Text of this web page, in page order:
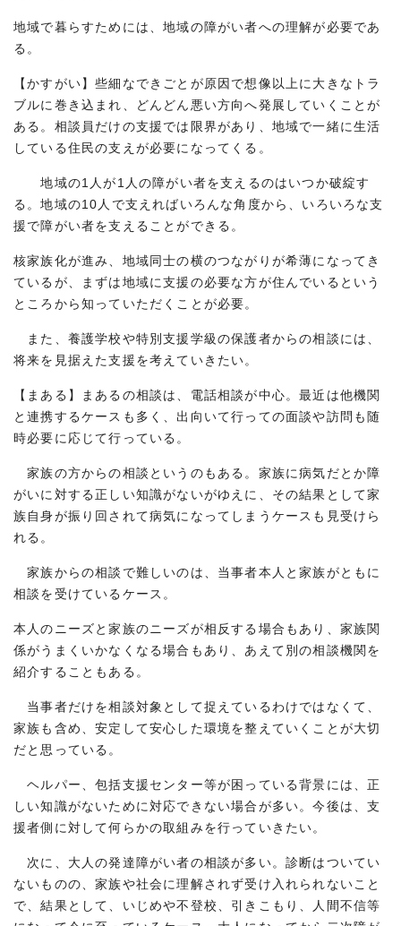
地域で暮らすためには、地域の障がい者への理解が必要であ
る。
【かすがい】些細なできごとが原因で想像以上に大きなトラ
ブルに巻き込まれ、どんどん悪い方向へ発展していくことが
ある。相談員だけの支援では限界があり、地域で一緒に生活
している住民の支えが必要になってくる。
地域の1人が1人の障がい者を支えるのはいつか破綻す
る。地域の10人で支えればいろんな角度から、いろいろな支
援で障がい者を支えることができる。
核家族化が進み、地域同士の横のつながりが希薄になってき
ているが、まずは地域に支援の必要な方が住んでいるという
ところから知っていただくことが必要。
また、養護学校や特別支援学級の保護者からの相談には、
将来を見据えた支援を考えていきたい。
【まある】まあるの相談は、電話相談が中心。最近は他機関
と連携するケースも多く、出向いて行っての面談や訪問も随
時必要に応じて行っている。
家族の方からの相談というのもある。家族に病気だとか障
がいに対する正しい知識がないがゆえに、その結果として家
族自身が振り回されて病気になってしまうケースも見受けら
れる。
家族からの相談で難しいのは、当事者本人と家族がともに
相談を受けているケース。
本人のニーズと家族のニーズが相反する場合もあり、家族関
係がうまくいかなくなる場合もあり、あえて別の相談機関を
紹介することもある。
当事者だけを相談対象として捉えているわけではなくて、
家族も含め、安定して安心した環境を整えていくことが大切
だと思っている。
ヘルパー、包括支援センター等が困っている背景には、正
しい知識がないために対応できない場合が多い。今後は、支
援者側に対して何らかの取組みを行っていきたい。
次に、大人の発達障がい者の相談が多い。診断はついてい
ないものの、家族や社会に理解されず受け入れられないこと
で、結果として、いじめや不登校、引きこもり、人間不信等